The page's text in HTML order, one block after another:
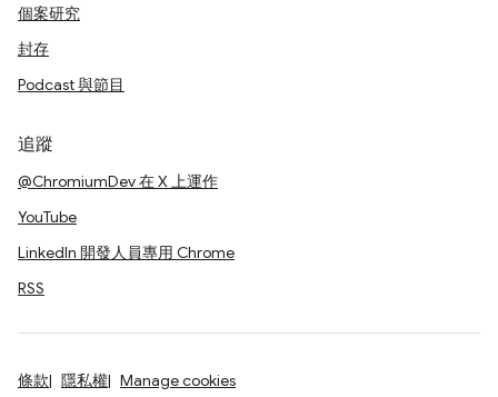
個案研究
封存
Podcast 與節目
追蹤
@ChromiumDev 在 X 上運作
YouTube
LinkedIn 開發人員專用 Chrome
RSS
條款 隱私權 Manage cookies